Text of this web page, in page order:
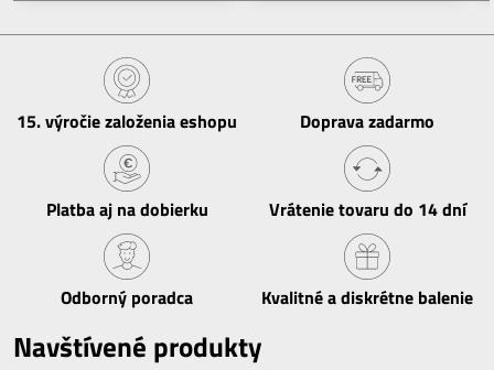
15​. výročie založenia eshopu Doprava zadarmo
Platba aj na dobierku Vrátenie tovaru do 14 dní
Odborný poradca Kvalitné a diskrétne balenie
Navštívené produkty